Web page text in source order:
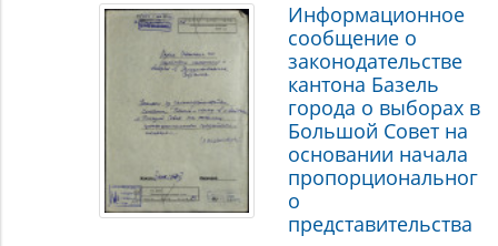
Информационное
сообщение о
законодательстве
кантона Базель
города о выборах в
Большой Совет на
основании начала
пропорциональног
о
представительства